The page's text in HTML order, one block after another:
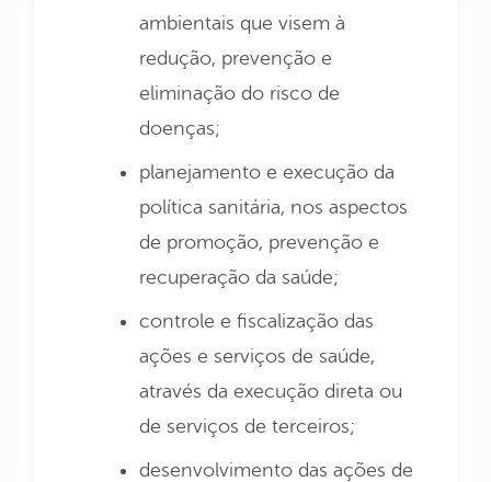
ambientais que visem à
redução, prevenção e
eliminação do risco de
doenças;
planejamento e execução da
política sanitária, nos aspectos
de promoção, prevenção e
recuperação da saúde;
controle e fiscalização das
ações e serviços de saúde,
através da execução direta ou
de serviços de terceiros;
desenvolvimento das ações de